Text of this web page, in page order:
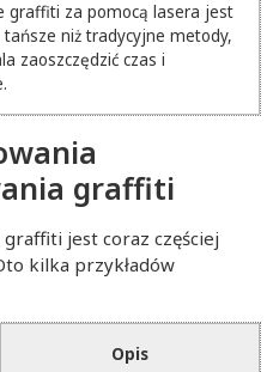
graffiti za pomocą lasera jest
tańsze niż tradycyjne metody,
zaoszczędzić czas i
graffiti
jest coraz częściej
kilka przykładów
Opis